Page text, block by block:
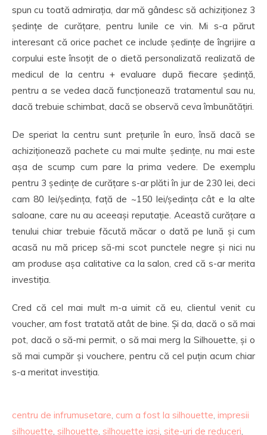
spun cu toată admirația, dar mă gândesc să achiziționez 3
ședințe de curățare, pentru lunile ce vin. Mi s-a părut
interesant că orice pachet ce include ședințe de îngrijire a
corpului este însoțit de o dietă personalizată realizată de
medicul de la centru + evaluare după fiecare ședință,
pentru a se vedea dacă funcționează tratamentul sau nu,
dacă trebuie schimbat, dacă se observă ceva îmbunătățiri.
De speriat la centru sunt prețurile în euro, însă dacă se
achiziționează pachete cu mai multe ședințe, nu mai este
așa de scump cum pare la prima vedere. De exemplu
pentru 3 ședințe de curățare s-ar plăti în jur de 230 lei, deci
cam 80 lei/ședința, față de ~150 lei/ședința cât e la alte
saloane, care nu au aceeași reputație. Această curățare a
tenului chiar trebuie făcută măcar o dată pe lună și cum
acasă nu mă pricep să-mi scot punctele negre și nici nu
am produse așa calitative ca la salon, cred că s-ar merita
investiția.
Cred că cel mai mult m-a uimit că eu, clientul venit cu
voucher, am fost tratată atât de bine. Și da, dacă o să mai
pot, dacă o să-mi permit, o să mai merg la Silhouette, și o
să mai cumpăr și vouchere, pentru că cel puțin acum chiar
s-a meritat investiția.
centru de infrumusetare, cum a fost la silhouette, impresii
silhouette, silhouette, silhouette iasi, site-uri de reduceri,